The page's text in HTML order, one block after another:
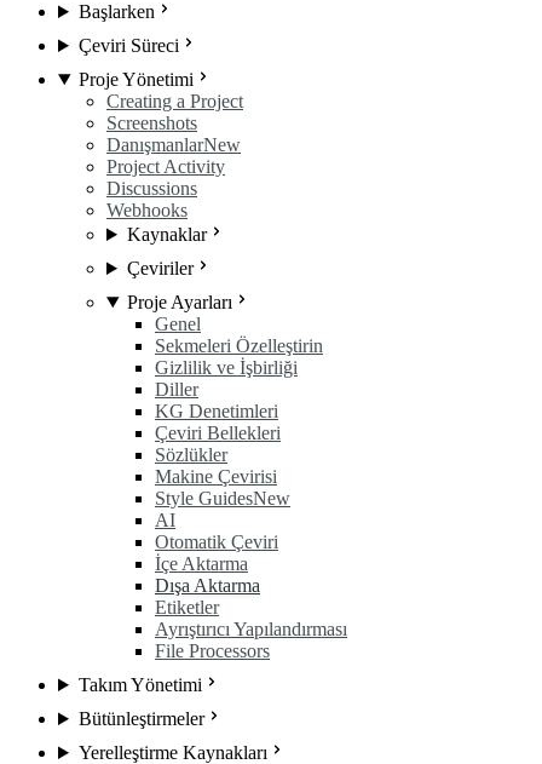
Başlarken
Çeviri Süreci
Proje Yönetimi
Creating a Project
Screenshots
DanışmanlarNew
Project Activity
Discussions
Webhooks
Kaynaklar
Çeviriler
Proje Ayarları
Genel
Sekmeleri Özelleştirin
Gizlilik ve İşbirliği
Diller
KG Denetimleri
Çeviri Bellekleri
Sözlükler
Makine Çevirisi
Style GuidesNew
AI
Otomatik Çeviri
İçe Aktarma
Dışa Aktarma
Etiketler
Ayrıştırıcı Yapılandırması
File Processors
Takım Yönetimi
Bütünleştirmeler
Yerelleştirme Kaynakları